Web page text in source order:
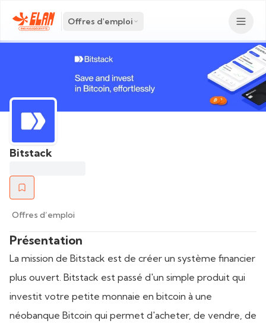
Offres d'emploi
Bitstack
Offres d’emploi
Présentation
La mission de Bitstack est de créer un système financier
plus ouvert. Bitstack est passé d'un simple produit qui
investit votre petite monnaie en bitcoin à une
néobanque Bitcoin qui permet d'acheter, de vendre, de